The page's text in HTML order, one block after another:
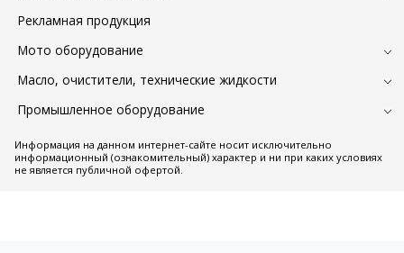
Рекламная продукция
Мото оборудование
Масло, очистители, технические жидкости
Промышленное оборудование
Информация на данном интернет-сайте носит исключительно
информационный (ознакомительный) характер и ни при каких условиях
не является публичной офертой.